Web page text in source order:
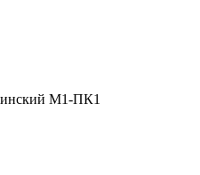
М1-ПК1